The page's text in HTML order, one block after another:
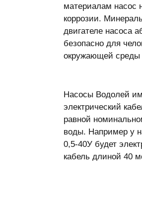
материалам насос
коррозии.
двигателе насоса
безопасно для
окружающей среды
Насосы Водолей
электрический
равной
воды. Например у
0,5-40У будет
кабель длиной 40